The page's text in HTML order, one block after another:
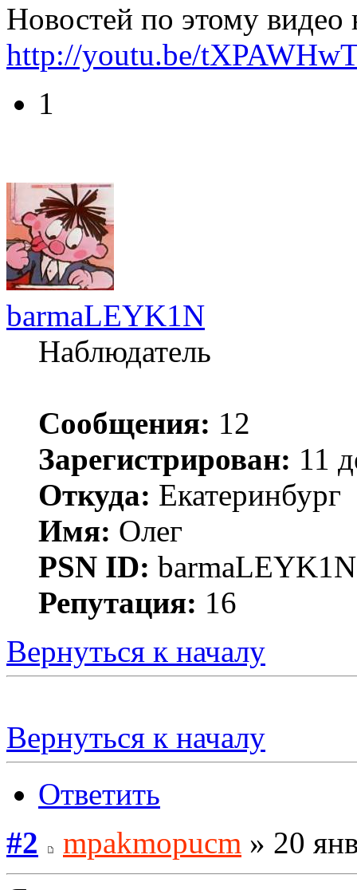
Новостей по этому
http://youtu.be/
1
barmaLEYK1N
Наблюдатель
Сообщения: 12
Зарегистрирован: 11
Откуда: Екатеринбург
Имя: Олег
PSN ID: barmaLEYK1N
Репутация: 16
Вернуться к началу
Вернуться к началу
Ответить
#2
mpakmopucm » 20